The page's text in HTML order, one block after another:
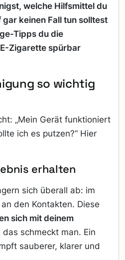
welche Hilfsmittel du
keinen Fall tun solltest
Tipps du die
Zigarette spürbar
so wichtig
„Mein Gerät funktioniert
ich es putzen?“ Hier
erhalten
sich überall ab: im
den Kontakten. Diese
sich mit deinem
das schmeckt man. Ein
sauberer, klarer und